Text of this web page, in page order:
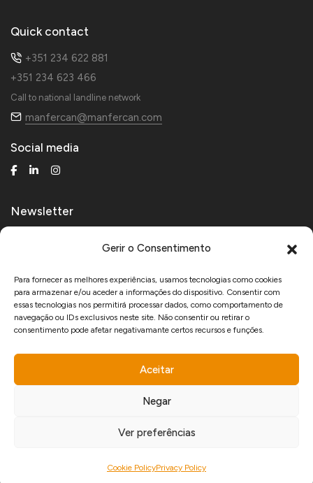
Gerir o Consentimento
Para fornecer as melhores experiências, usamos tecnologias como cookies
para armazenar e/ou aceder a informações do dispositivo. Consentir com
essas tecnologias nos permitirá processar dados, como comportamento de
navegação ou IDs exclusivos neste site. Não consentir ou retirar o
consentimento pode afetar negativamante certos recursos e funções.
Aceitar
Negar
Ver preferências
Cookie PolicyPrivacy Policy
Quick contact
+351 234 622 881
+351 234 623 466
Call to national landline network
manfercan@manfercan.com
Social media
Newsletter
I agree to receive marketing communications from Manfercan and declare
that I have read and accept thePrivacy Policy.
www.recuperarportugal.gov.pt
developed by